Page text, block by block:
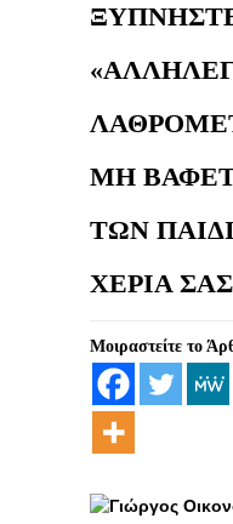
ΜΗ
ΤΩΝ
ΧΕΡΙΑ
Μοιραστείτε το